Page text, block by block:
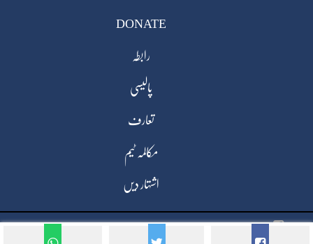
DONATE
رابطہ
پالیسی
تعارف
مکالمہ ٹیم
اشتہار دیں
Copyright © 2025, All Rights Reserved, Mukaalma. Developed
By Virgosofts